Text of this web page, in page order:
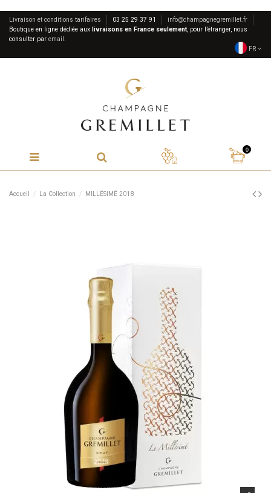
Livraison et conditions tarifaires 03 25 29 37 91
info@champagnegremillet.fr
Boutique en ligne dédiée aux livraisons en France seulement, pour l’étranger, nous
consulter par email.
FR
0
Accueil La Collection MILLÉSIMÉ 2018